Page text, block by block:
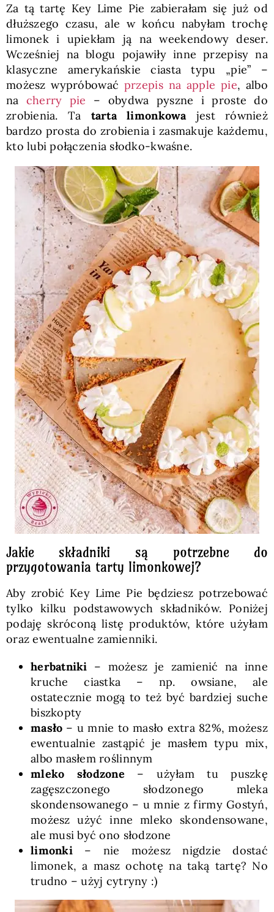
Za tą tartę Key Lime Pie zabierałam się już od
dłuższego czasu, ale w końcu nabyłam trochę
limonek i upiekłam ją na weekendowy deser.
Wcześniej na blogu pojawiły inne przepisy na
klasyczne amerykańskie ciasta typu „pie” –
możesz wypróbować przepis na apple pie, albo
na cherry pie – obydwa pyszne i proste do
zrobienia. Ta tarta limonkowa jest również
bardzo prosta do zrobienia i zasmakuje każdemu,
kto lubi połączenia słodko-kwaśne.
Jakie składniki są potrzebne do
przygotowania tarty limonkowej?
Aby zrobić Key Lime Pie będziesz potrzebować
tylko kilku podstawowych składników. Poniżej
podaję skróconą listę produktów, które użyłam
oraz ewentualne zamienniki.
herbatniki – możesz je zamienić na inne
kruche ciastka – np. owsiane, ale
ostatecznie mogą to też być bardziej suche
biszkopty
masło – u mnie to masło extra 82%, możesz
ewentualnie zastąpić je masłem typu mix,
albo masłem roślinnym
mleko słodzone – użyłam tu puszkę
zagęszczonego słodzonego mleka
skondensowanego – u mnie z firmy Gostyń,
możesz użyć inne mleko skondensowane,
ale musi być ono słodzone
limonki– nie możesz nigdzie dostać
limonek, a masz ochotę na taką tartę? No
trudno – użyj cytryny :)